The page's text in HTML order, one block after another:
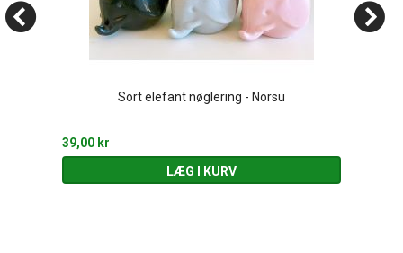
Sort elefant nøglering - Norsu
39,00 kr
LÆG I KURV